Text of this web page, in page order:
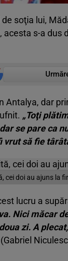
soţia lui,
s-a dus
Antalya, dar
„Toţi plă
se pare ca
vrut săfie târât
cei doi au ajuns la
lucru a
Nici măcar
zi. A